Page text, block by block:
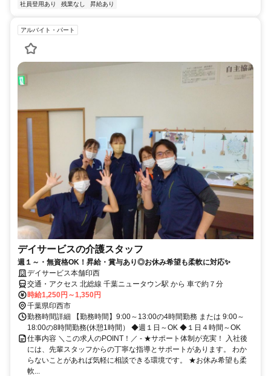
社員登用あり 残業なし 昇給あり
アルバイト・パート
デイサービスの介護スタッフ
週１～・無資格OK！昇給・賞与あり◎お休み希望も柔軟に対応✨
デイサービス本舗印西
交通・アクセス 北総線 千葉ニュータウン駅 から 車で約７分
時給1,250円～1,350円
千葉県印西市
勤務時間詳細 【勤務時間】9:00～13:00の4時間勤務 または 9:00～
18:00の8時間勤務(休憩1時間） ◆週１日～OK ◆１日４時間～OK
仕事内容 ＼この求人のPOINT！／ - ★サポート体制が充実！ 入社後
には、先輩スタッフからの丁寧な指導とサポートがあります。 わか
らないことがあれば気軽に相談できる環境です。 ★お休み希望も柔
軟...